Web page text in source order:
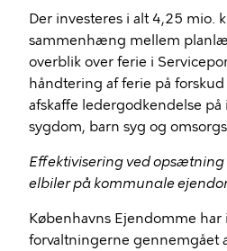
Der investeres i alt 4,25 mio.
sammenhæng mellem
overblik over ferie i
håndtering af ferie på
afskaffe ledergodkendelse
sygdom, barn syg og
Effektivisering ved
elbiler på kommunale
Københavns Ejendomme har
forvaltningerne gennemgået